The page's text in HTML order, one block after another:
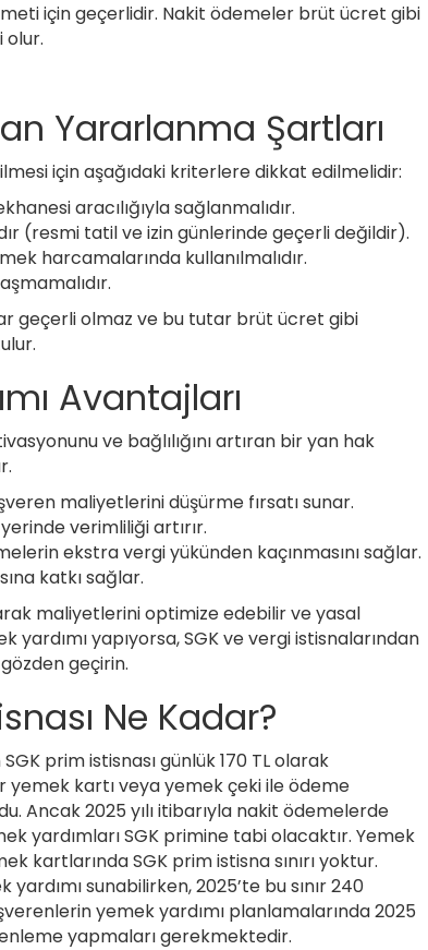
için geçerlidir. Nakit ödemeler brüt ücret gibi
olur.
Yararlanma Şartları
için aşağıdaki kriterlere dikkat edilmelidir:
aracılığıyla sağlanmalıdır.
(resmi tatil ve izin günlerinde geçerli değildir).
harcamalarında kullanılmalıdır.
geçerli olmaz ve bu tutar brüt ücret gibi
Avantajları
ve bağlılığını artıran bir yan hak
maliyetlerini düşürme fırsatı sunar.
verimliliği artırır.
ekstra vergi yükünden kaçınmasını sağlar.
katkı sağlar.
maliyetlerini optimize edebilir ve yasal
yapıyorsa, SGK ve vergi istisnalarından
geçirin.
Ne Kadar?
prim istisnası günlük 170 TL olarak
yemek kartı veya yemek çeki ile ödeme
Ancak 2025 yılı itibarıyla nakit ödemelerde
yardımları SGK primine tabi olacaktır. Yemek
kartlarında SGK prim istisna sınırı yoktur.
sunabilirken, 2025’te bu sınır 240
yemek yardımı planlamalarında 2025
yapmaları gerekmektedir.